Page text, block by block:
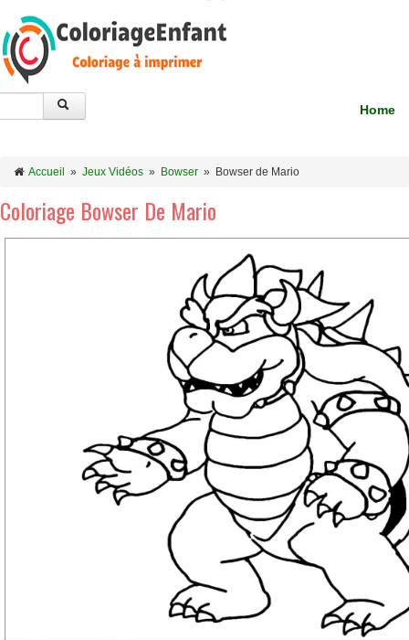
Home
Accueil » Jeux Vidéos » Bowser » Bowser de Mario
Coloriage Bowser De Mario